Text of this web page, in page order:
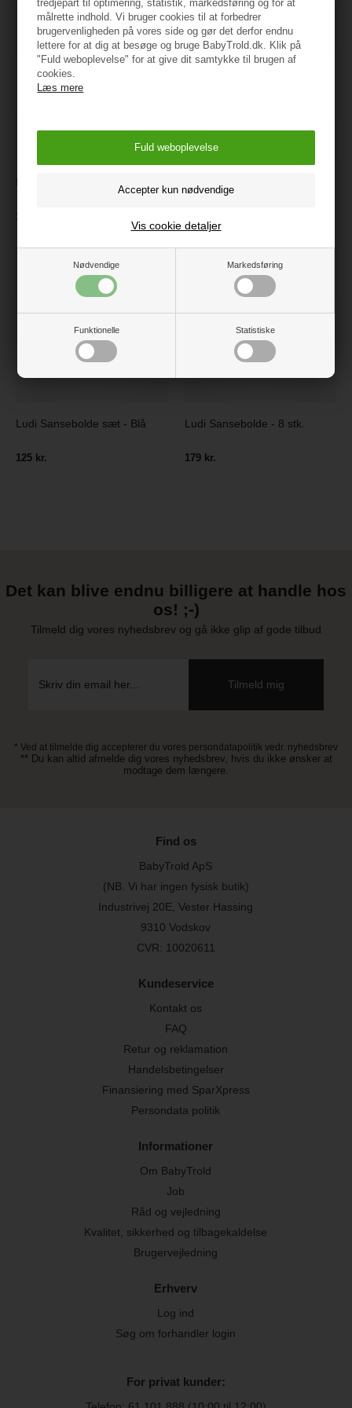
tredjepart til optimering, statistik, markedsføring og for at
målrette indhold. Vi bruger cookies til at forbedrer
brugervenligheden på vores side og gør det derfor endnu
lettere for at dig at besøge og bruge BabyTrold.dk. Klik på
"Fuld weboplevelse" for at give dit samtykke til brugen af
cookies.
Læs mere
Nødvendige Markedsføring
Funktionelle Statistiske
Vis cookie detaljer
169 kr.
Ludi Sansebolde sæt - Blå
125 kr.
Ludi Sansebolde - 8 stk.
179 kr.
Det kan blive endnu billigere at handle hos
os! ;-)
Tilmeld dig vores nyhedsbrev og gå ikke glip af gode tilbud
* Ved at tilmelde dig accepterer du vores persondatapolitik vedr. nyhedsbrev
** Du kan altid afmelde dig vores nyhedsbrev, hvis du ikke ønsker at
modtage dem længere.
Find os
BabyTrold ApS
(NB. Vi har ingen fysisk butik)
Industrivej 20E, Vester Hassing
9310 Vodskov
CVR: 10020611
Kundeservice
Kontakt os
FAQ
Retur og reklamation
Handelsbetingelser
Finansiering med SparXpress
Persondata politik
Informationer
Om BabyTrold
Job
Råd og vejledning
Kvalitet, sikkerhed og tilbagekaldelse
Brugervejledning
Erhverv
Log ind
Søg om forhandler login
For privat kunder: